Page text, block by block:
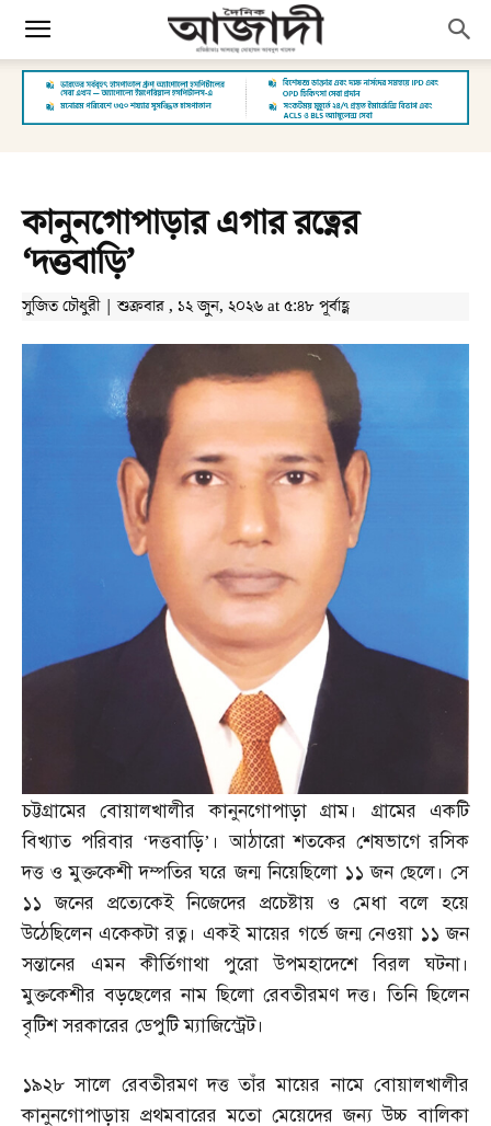
কানুনগোপাড়ার এগার রত্নের
‘দত্তবাড়ি’
সুজিত চৌধুরী | শুক্রবার , ১২ জুন, ২০২৬ at ৫:৪৮ পূর্বাহ্ণ
চট্টগ্রামের বোয়ালখালীর কানুনগোপাড়া গ্রাম। গ্রামের একটি
বিখ্যাত পরিবার ‘দত্তবাড়ি’। আঠারো শতকের শেষভাগে রসিক
দত্ত ও মুক্তকেশী দম্পতির ঘরে জন্ম নিয়েছিলো ১১ জন ছেলে। সে
১১ জনের প্রত্যেকেই নিজেদের প্রচেষ্টায় ও মেধা বলে হয়ে
উঠেছিলেন একেকটা রত্ন। একই মায়ের গর্ভে জন্ম নেওয়া ১১ জন
সন্তানের এমন কীর্তিগাথা পুরো উপমহাদেশে বিরল ঘটনা।
মুক্তকেশীর বড়ছেলের নাম ছিলো রেবতীরমণ দত্ত। তিনি ছিলেন
বৃটিশ সরকারের ডেপুটি ম্যাজিস্ট্রেট।
১৯২৮ সালে রেবতীরমণ দত্ত তাঁর মায়ের নামে বোয়ালখালীর
কানুনগোপাড়ায় প্রথমবারের মতো মেয়েদের জন্য উচ্চ বালিকা